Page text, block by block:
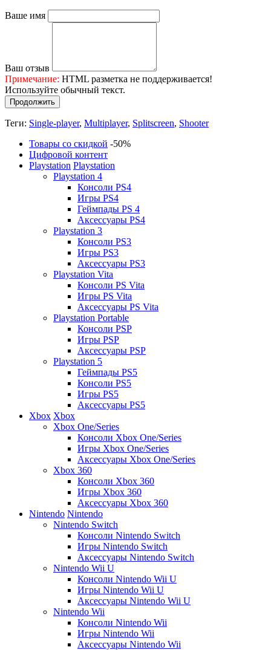
Ваше имя
Ваш отзыв
Примечание: HTML разметка не поддерживается!
Используйте обычный текст.
Продолжить
Теги: Single-player, Multiplayer, Splitscreen, Shooter
Товары со скидкой -50%
Цифровой контент
Playstation Playstation
Playstation 4
Консоли PS4
Игры PS4
Геймпады PS 4
Аксессуары PS4
Playstation 3
Консоли PS3
Игры PS3
Аксессуары PS3
Playstation Vita
Консоли PS Vita
Игры PS Vita
Аксессуары PS Vita
Playstation Portable
Консоли PSP
Игры PSP
Аксессуары PSP
Playstation 5
Геймпады PS5
Консоли PS5
Игры PS5
Аксессуары PS5
Xbox Xbox
Xbox One/Series
Консоли Xbox One/Series
Игры Xbox One/Series
Аксессуары Xbox One/Series
Xbox 360
Консоли Xbox 360
Игры Xbox 360
Аксессуары Xbox 360
Nintendo Nintendo
Nintendo Switch
Консоли Nintendo Switch
Игры Nintendo Switch
Аксессуары Nintendo Switch
Nintendo Wii U
Консоли Nintendo Wii U
Игры Nintendo Wii U
Аксессуары Nintendo Wii U
Nintendo Wii
Консоли Nintendo Wii
Игры Nintendo Wii
Аксессуары Nintendo Wii